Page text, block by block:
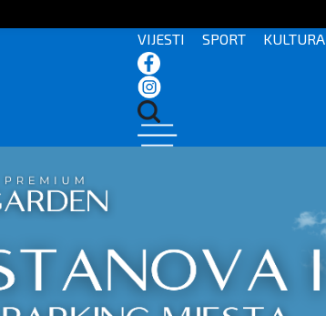
VIJESTI SPORT KULTURA